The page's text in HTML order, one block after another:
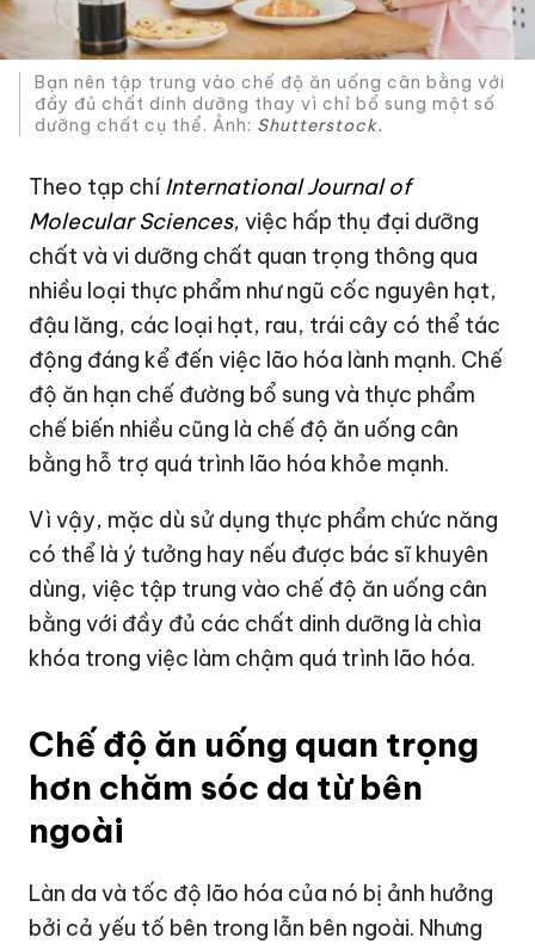
Bạn nên tập trung vào chế độ ăn uống cân bằng với
đầy đủ chất dinh dưỡng thay vì chỉ bổ sung một số
dưỡng chất cụ thể. Ảnh: Shutterstock.
Theo tạp chíInternational Journal of
Molecular Sciences, việc hấp thụ đại dưỡng
chất và vi dưỡng chất quan trọng thông qua
nhiều loại thực phẩm như ngũ cốc nguyên hạt,
đậu lăng, các loại hạt, rau, trái cây có thể tác
động đáng kể đến việc lão hóa lành mạnh. Chế
độ ăn hạn chế đường bổ sung và thực phẩm
chế biến nhiều cũng là chế độ ăn uống cân
bằng hỗ trợ quá trình lão hóa khỏe mạnh.
Vì vậy, mặc dù sử dụng thực phẩm chức năng
có thể là ý tưởng hay nếu được bác sĩ khuyên
dùng, việc tập trung vào chế độ ăn uống cân
bằng với đầy đủ các chất dinh dưỡng là chìa
khóa trong việc làm chậm quá trình lão hóa.
Chế độ ăn uống quan trọng
hơn chăm sóc da từ bên
ngoài
Làn da và tốc độ lão hóa của nó bị ảnh hưởng
bởi cả yếu tố bên trong lẫn bên ngoài. Nhưng